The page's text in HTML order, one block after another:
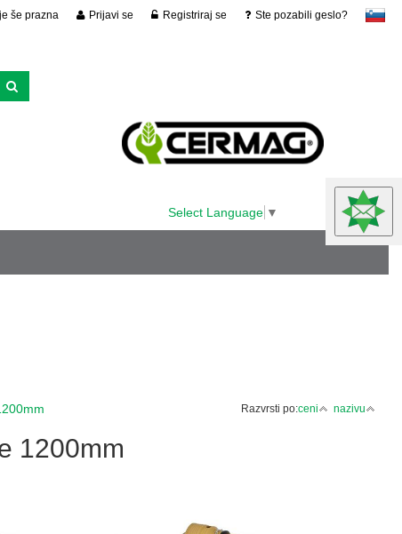
slovensko
Prijavi se Registriraj se Ste pozabili geslo?
še prazna
Select Language ▼
Razvrsti po:ceni nazivu
1200mm